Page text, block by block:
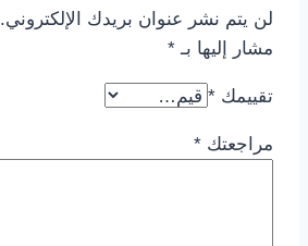
لن يتم نشر عنوان بريدك الإلكتروني.
مشار إليها بـ *
تقييمك *
مراجعتك *